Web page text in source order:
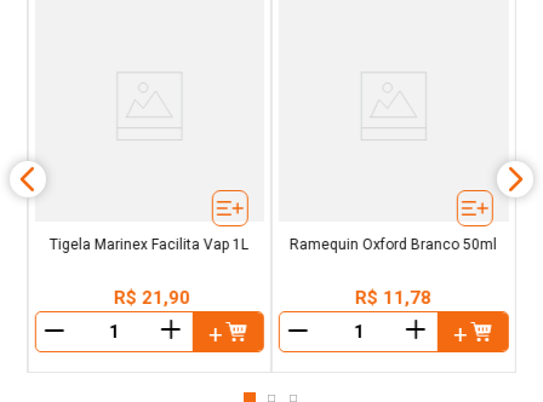
Tigela Marinex Facilita Vap 1L
R$ 21,90
＋
Ramequin Oxford Branco 50ml
R$ 11,78
＋